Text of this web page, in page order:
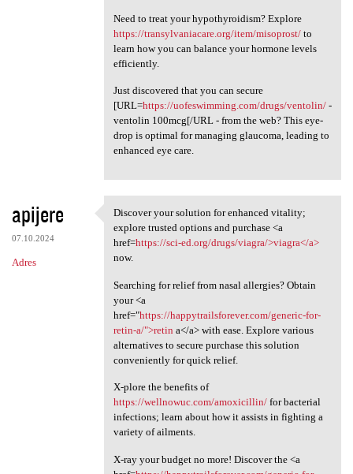
Need to treat your hypothyroidism? Explore
https://transylvaniacare.org/item/misoprost/to
learn how you can balance your hormone levels
efficiently.
Just discovered that you can secure
[URL=https://uofeswimming.com/drugs/ventolin/-
ventolin 100mcg[/URL - from the web? This eye-
drop is optimal for managing glaucoma, leading to
enhanced eye care.
apijere
07.10.2024
Adres
Discover your solution for
Discover your solution for enhanced vitality;
explore trusted options and purchase <a
href=https://sci-ed.org/drugs/viagra/>viagra</a>
now.
Searching for relief from nasal allergies? Obtain
your <a
href="https://happytrailsforever.com/generic-for-
retin-a/">retin a</a> with ease. Explore various
alternatives to secure purchase this solution
conveniently for quick relief.
X-plore the benefits of
https://wellnowuc.com/amoxicillin/for bacterial
infections; learn about how it assists in fighting a
variety of ailments.
X-ray your budget no more! Discover the <a